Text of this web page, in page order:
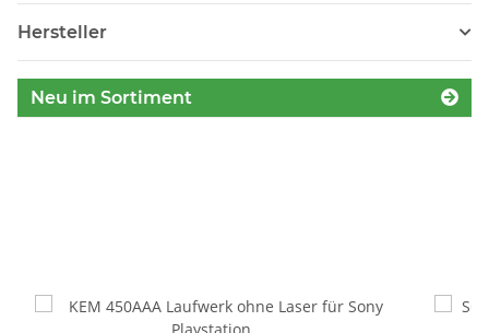
Hersteller
Neu im Sortiment